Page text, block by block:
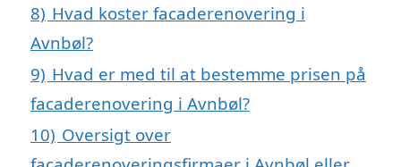
8) Hvad koster facaderenovering i
Avnbøl?
9) Hvad er med til at bestemme prisen på
facaderenovering i Avnbøl?
10) Oversigt over